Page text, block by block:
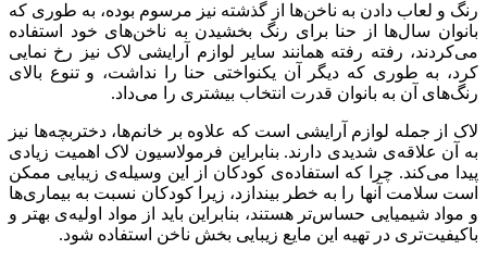
رنگ و لعاب دادن به ناخن‌ها از گذشته نیز مرسوم بوده، به طوری که
بانوان سال‌ها از حنا برای رنگ بخشیدن به ناخن‌های خود استفاده
می‌کردند، رفته رفته همانند سایر لوازم آرایشی لاک نیز رخ نمایی
کرد، به طوری که دیگر آن یکنواختی حنا را نداشت، و تنوع بالای
رنگ‌های آن به بانوان قدرت انتخاب بیشتری را می‌داد.
لاک از جمله لوازم آرایشی است که علاوه بر خانم‌ها، دختربچه‌ها نیز
به آن علاقه‌ی شدیدی دارند. بنابراین فرمولاسیون لاک اهمیت زیادی
پیدا می‌کند. چرا که استفاده‌ی کودکان از این وسیله‌ی زیبایی ممکن
است سلامت آنها را به خطر بیندازد، زیرا کودکان نسبت به بیماری‌ها
و مواد شیمیایی حساس‌تر هستند، بنابراین باید از مواد اولیه‌ی بهتر و
باکیفیت‌تری در تهیه این مایع زیبایی بخش ناخن استفاده شود.